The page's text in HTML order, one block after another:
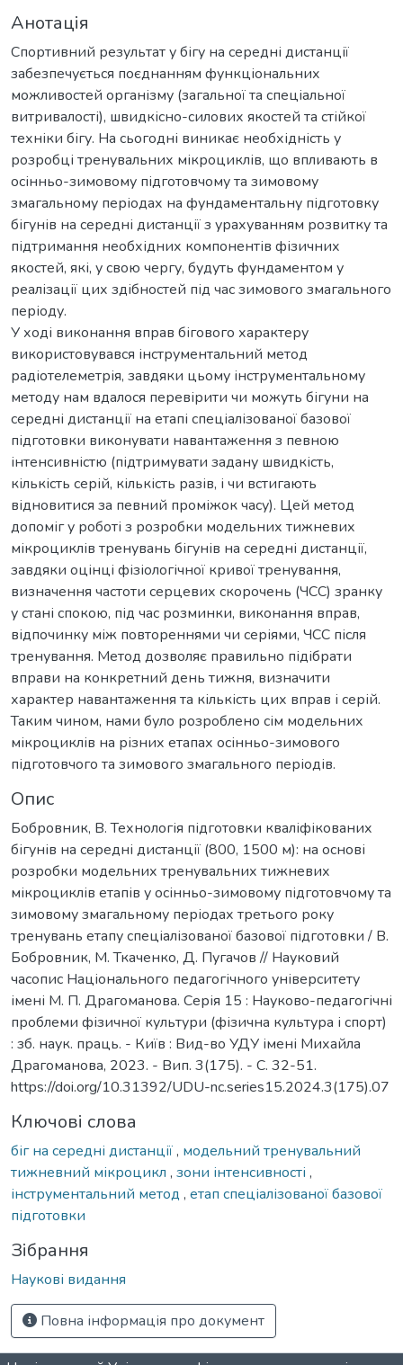
Анотація
Спортивний результат у бігу на середні дистанції
забезпечується поєднанням функціональних
можливостей організму (загальної та спеціальної
витривалості), швидкісно-силових якостей та стійкої
техніки бігу. На сьогодні виникає необхідність у
розробці тренувальних мікроциклів, що впливають в
осінньо-зимовому підготовчому та зимовому
змагальному періодах на фундаментальну підготовку
бігунів на середні дистанції з урахуванням розвитку та
підтримання необхідних компонентів фізичних
якостей, які, у свою чергу, будуть фундаментом у
реалізації цих здібностей під час зимового змагального
періоду.
У ході виконання вправ бігового характеру
використовувався інструментальний метод
радіотелеметрія, завдяки цьому інструментальному
методу нам вдалося перевірити чи можуть бігуни на
середні дистанції на етапі спеціалізованої базової
підготовки виконувати навантаження з певною
інтенсивністю (підтримувати задану швидкість,
кількість серій, кількість разів, і чи встигають
відновитися за певний проміжок часу). Цей метод
допоміг у роботі з розробки модельних тижневих
мікроциклів тренувань бігунів на середні дистанції,
завдяки оцінці фізіологічної кривої тренування,
визначення частоти серцевих скорочень (ЧСС) зранку
у стані спокою, під час розминки, виконання вправ,
відпочинку між повтореннями чи серіями, ЧСС після
тренування. Метод дозволяє правильно підібрати
вправи на конкретний день тижня, визначити
характер навантаження та кількість цих вправ і серій.
Таким чином, нами було розроблено сім модельних
мікроциклів на різних етапах осінньо-зимового
підготовчого та зимового змагального періодів.
Опис
Бобровник, В. Технологія підготовки кваліфікованих
бігунів на середні дистанції (800, 1500 м): на основі
розробки модельних тренувальних тижневих
мікроциклів етапів у осінньо-зимовому підготовчому та
зимовому змагальному періодах третього року
тренувань етапу спеціалізованої базової підготовки / В.
Бобровник, М. Ткаченко, Д. Пугачов // Науковий
часопис Національного педагогічного університету
імені М. П. Драгоманова. Серія 15 : Науково-педагогічні
проблеми фізичної культури (фізична культура і спорт)
: зб. наук. праць. - Київ : Вид-во УДУ імені Михайла
Драгоманова, 2023. - Вип. 3(175). - С. 32-51.
https://doi.org/10.31392/UDU-nc.series15.2024.3(175).07
Ключові слова
біг на середні дистанції, модельний тренувальний
тижневний мікроцикл , зони інтенсивності ,
інструментальний метод , етап спеціалізованої базової
підготовки
Зібрання
Наукові видання
Повна інформація про документ